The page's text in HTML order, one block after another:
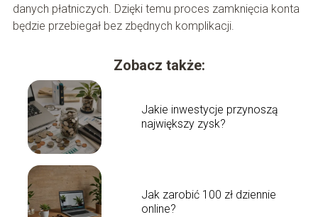
danych płatniczych. Dzięki temu proces zamknięcia konta
będzie przebiegał bez zbędnych komplikacji.
Zobacz także:
Jakie inwestycje przynoszą
największy zysk?
Jak zarobić 100 zł dziennie
online?